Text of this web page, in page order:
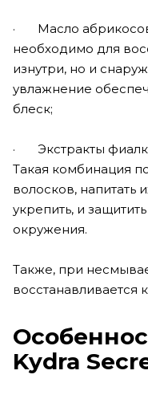
· Масло
необходимо для
изнутри, но и
увлажнение
блеск;
· Экстракты
Такая комбинация
волосков, напитать
укрепить, и
окружения.
Также, при
восстанавливается
Kydra